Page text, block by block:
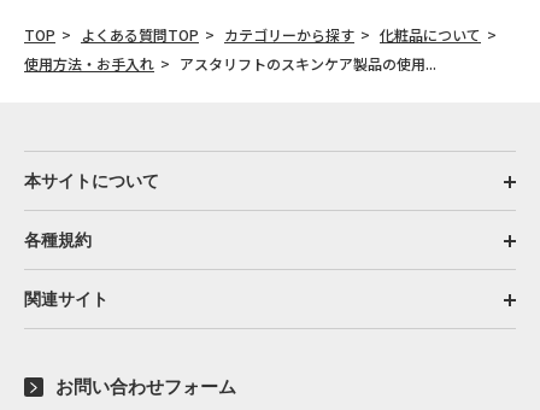
TOP よくある質問TOP カテゴリーから探す
化粧品について
使用方法・お手入れ
アスタリフトのスキンケア製品の使用...
本サイトについて
各種規約
関連サイト
お問い合わせフォーム